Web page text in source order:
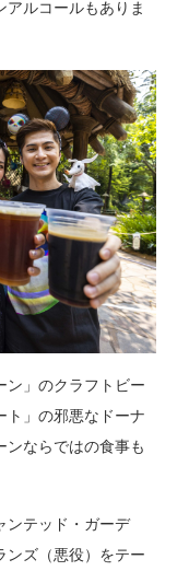
ルコールもありま
ン」のクラフトビー
ト」の邪悪なドーナ
ンならではの食事も
ンテッド・ガーデ
ンズ（悪役）をテー